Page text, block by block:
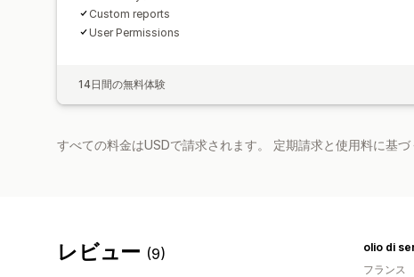
Custom reports
User Permissions
14日間の無料体験
すべての料金はUSDで請求されます。 定期請求と使用料に基
レビュー (9)
olio di
フランス